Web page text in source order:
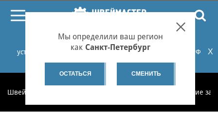
При проблемах с онлайн-оплатой заказов на сайте
установите российские сертификаты НУЦ Минцифры РФ
или используйте Яндекс.Браузер.Подробнее...
X
Мы определили ваш регион
как Санкт-Петербург
ОСТАТЬСЯ СМЕНИТЬ
Швеймастер Другие